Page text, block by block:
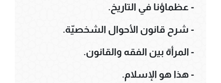
- عظماؤنا في التاريخ.
- شرح قانون الأحوال الشخصيّة.
- المرأة بين الفقه والقانون.
- هذا هو الإسلام.